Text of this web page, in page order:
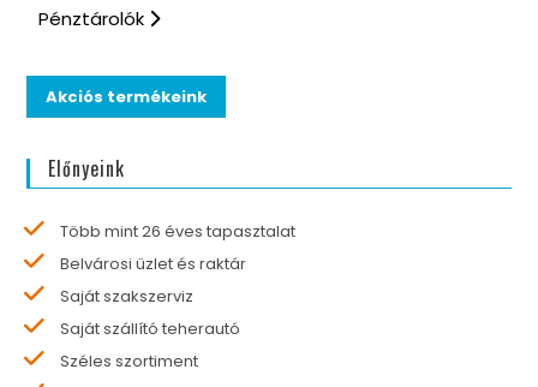
Pénztárolók
Akciós termékeink
Előnyeink
Több mint 26 éves tapasztalat
Belvárosi üzlet és raktár
Saját szakszerviz
Saját szállító teherautó
Széles szortiment